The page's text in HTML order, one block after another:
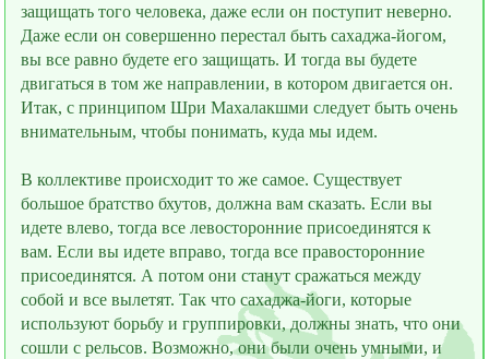
защищать того человека, даже если он поступит неверно.
Даже если он совершенно перестал быть сахаджа-йогом,
вы все равно будете его защищать. И тогда вы будете
двигаться в том же направлении, в котором двигается он.
Итак, с принципом Шри Махалакшми следует быть очень
внимательным, чтобы понимать, куда мы идeм.
В коллективе происходит то же самое. Существует
большое братство бхутов, должна вам сказать. Если вы
идeте влево, тогда все левосторонние присоединятся к
вам. Если вы идeте вправо, тогда все правосторонние
присоединятся. А потом они станут сражаться между
собой и все вылетят. Так что сахаджа-йоги, которые
используют борьбу и группировки, должны знать, что они
сошли с рельсов. Возможно, они были очень умными, и